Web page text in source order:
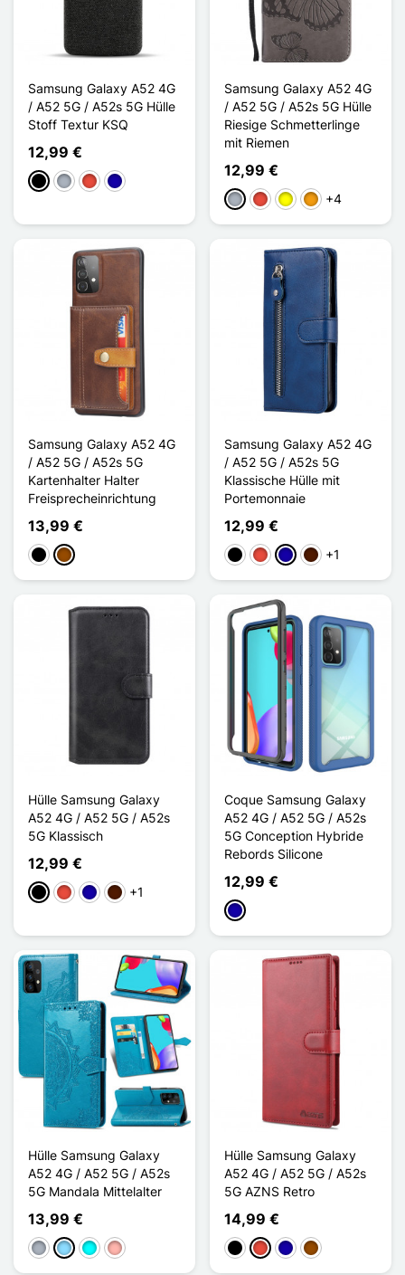
Samsung Galaxy A52 4G
/ A52 5G / A52s 5G Hülle
Stoff Textur KSQ
12,99 €
Schwarz
GrauRot Dunkelblau
Samsung Galaxy A52 4G
/ A52 5G / A52s 5G Hülle
Riesige Schmetterlinge
mit Riemen
12,99 €
GrauRot GelbOrange
+4
Samsung Galaxy A52 4G
/ A52 5G / A52s 5G
Kartenhalter Halter
Freisprecheinrichtung
13,99 €
Schwarz
Braun
Samsung Galaxy A52 4G
/ A52 5G / A52s 5G
Klassische Hülle mit
Portemonnaie
12,99 €
Schwarz
Rot Dunkelblau
Dunkelbraun
+1
Hülle Samsung Galaxy
A52 4G / A52 5G / A52s
5G Klassisch
12,99 €
Schwarz
Rot Dunkelblau
Dunkelbraun
+1
Coque Samsung Galaxy
A52 4G / A52 5G / A52s
5G Conception Hybride
Rebords Silicone
12,99 €
Dunkelblau
Hülle Samsung Galaxy
A52 4G / A52 5G / A52s
5G Mandala Mittelalter
13,99 €
GrauHellblau
CyanRoségold
Hülle Samsung Galaxy
A52 4G / A52 5G / A52s
5G AZNS Retro
14,99 €
Schwarz
Rot Dunkelblau
Braun